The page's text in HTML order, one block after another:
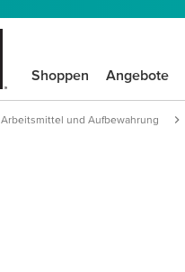
Shoppen Angebote
Arbeitsmittel und Aufbewahrung